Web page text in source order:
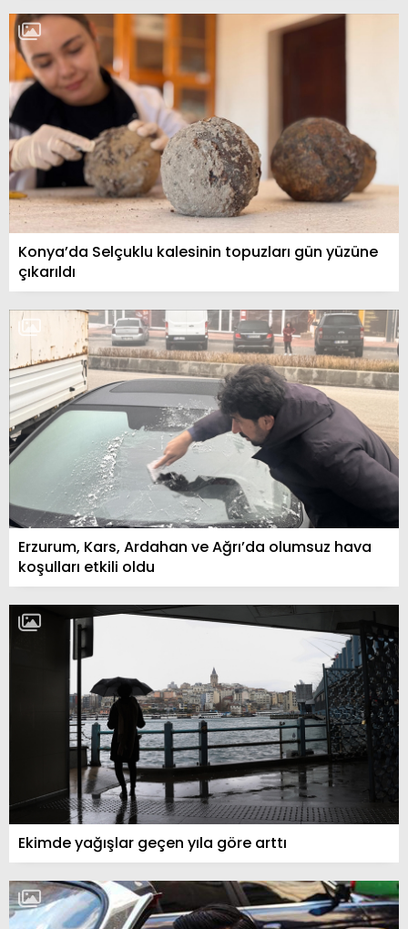
Konya’da Selçuklu kalesinin topuzları gün yüzüne
çıkarıldı
Erzurum, Kars, Ardahan ve Ağrı’da olumsuz hava
koşulları etkili oldu
Ekimde yağışlar geçen yıla göre arttı